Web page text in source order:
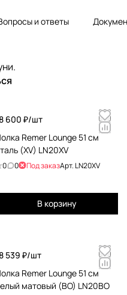
и ответы
600 ₽/шт
Remer Lounge 51 см
(XV) LN20XV
0 0 Под заказАрт. LN20XV
В корзину
539 ₽/шт
Remer Lounge 51 см
матовый (BO) LN20BO